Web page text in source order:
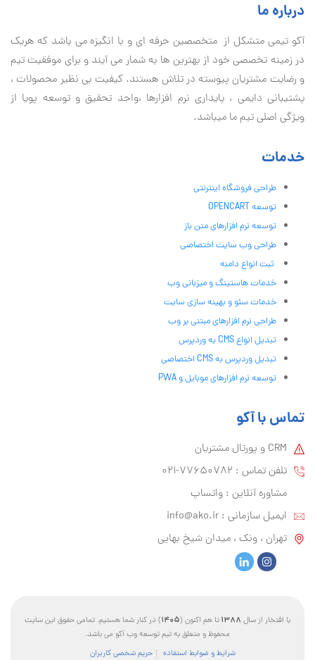
درباره ما
آكو تيمی متشکل از متخصصین حرفه ای و با انگیزه می باشد که هریک
در زمینه تخصصی خود از بهترین ها به شمار می آیند و برای موفقیت تيم
و رضایت مشتریان پیوسته در تلاش هستند. کیفیت بی نظير محصولات ،
پشتیبانی دايمی ، پایداری نرم افزارها ،واحد تحقیق و توسعه پویا از
ویژگی اصلی تیم ما میباشد.
خدمات
طراحی فروشگاه اینترنتی
توسعه OPENCART
توسعه نرم افزارهای متن باز
طراحی وب سایت اختصاصی
ثبت انواع دامنه
خدمات هاستینگ و میزبانی وب
خدمات سئو و بهینه سازی سایت
طراحی نرم افزارهای مبتنی بر وب
تبدیل انواع CMS به وردپرس
تبدیل وردپرس به CMS اختصاصی
توسعه نرم افزارهای موبایل و PWA
تماس با آکو
CRM و پورتال مشتریان
تلفن تماس :‌ 77650782-021
مشاوره آنلاین : واتساپ
ایمیل سازمانی :‌ info@ako.ir
تهران ، ونک ، میدان شیخ بهایی
با افتخار از سال 1388تا هم اکنون (1405) در کنار شما هستیم. تمامی حقوق این سایت
محفوظ و متعلق به تیم توسعه وب آکو می باشد.
شرایط و ضوابط استفاده
حریم شخصی کاربران